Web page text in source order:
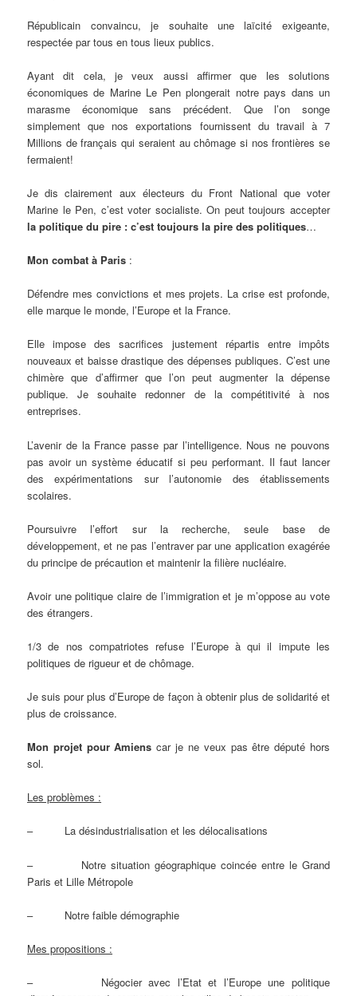
Républicain convaincu, je souhaite une laïcité exigeante,
respectée par tous en tous lieux publics.
Ayant dit cela, je veux aussi affirmer que les solutions
économiques de Marine Le Pen plongerait notre pays dans un
marasme économique sans précédent. Que l’on songe
simplement que nos exportations fournissent du travail à 7
Millions de français qui seraient au chômage si nos frontières se
fermaient!
Je dis clairement aux électeurs du Front National que voter
Marine le Pen, c’est voter socialiste. On peut toujours accepter
la politique du pire : c’est toujours la pire des politiques…
Mon combat à Paris :
Défendre mes convictions et mes projets. La crise est profonde,
elle marque le monde, l’Europe et la France.
Elle impose des sacrifices justement répartis entre impôts
nouveaux et baisse drastique des dépenses publiques. C’est une
chimère que d’affirmer que l’on peut augmenter la dépense
publique. Je souhaite redonner de la compétitivité à nos
entreprises.
L’avenir de la France passe par l’intelligence. Nous ne pouvons
pas avoir un système éducatif si peu performant. Il faut lancer
des expérimentations sur l’autonomie des établissements
scolaires.
Poursuivre l’effort sur la recherche, seule base de
développement, et ne pas l’entraver par une application exagérée
du principe de précaution et maintenir la filière nucléaire.
Avoir une politique claire de l’immigration et je m’oppose au vote
des étrangers.
1/3 de nos compatriotes refuse l’Europe à qui il impute les
politiques de rigueur et de chômage.
Je suis pour plus d’Europe de façon à obtenir plus de solidarité et
plus de croissance.
Mon projet pour Amiens car je ne veux pas être député hors
sol.
Les problèmes :
– La désindustrialisation et les délocalisations
– Notre situation géographique coincée entre le Grand
Paris et Lille Métropole
– Notre faible démographie
Mes propositions :
– Négocier avec l’Etat et l’Europe une politique